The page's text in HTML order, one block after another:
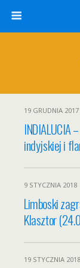
19 GRUDNIA 2017
INDIALUCIA
indyjskiej i
9 STYCZNIA 2018
Limboski
Klasztor
19 STYCZNIA 2018